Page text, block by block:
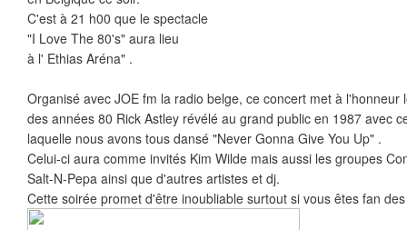
C'est à 21 h00 que le spectacle
"I Love The 80's" aura lieu
à l' Ethias Aréna" .
Organisé avec JOE fm la radio belge, ce concert met à l'honneur
des années 80 Rick Astley révélé au grand public en 1987 avec
laquelle nous avons tous dansé "Never Gonna Give You Up" .
Celui-ci aura comme invités Kim Wilde mais aussi les groupes
Salt-N-Pepa ainsi que d'autres artistes et dj.
Cette soirée promet d'être inoubliable surtout si vous êtes fan